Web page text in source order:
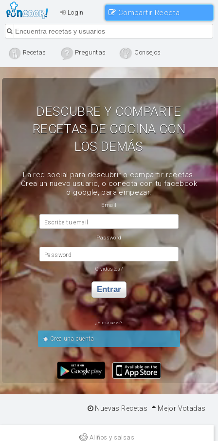
Login
Recetas Preguntas Consejos
DESCUBRE Y COMPARTE
RECETAS DE COCINA CON
LOS DEMÁS
La red social para descubrir o compartir recetas.
Crea un nuevo usuario, o conecta con tu facebook
o google, para empezar.
Email
Escribe tu email
Password
Password
Olvidastes?
Entrar
¿Eres nuevo?
Crea una cuenta
Compartir Receta
Nuevas Recetas Mejor Votadas
Aliños y salsas